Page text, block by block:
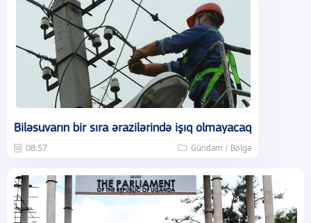
Biləsuvarın bir sıra ərazilərində işıq olmayacaq
08:57 Gündəm / Bölgə